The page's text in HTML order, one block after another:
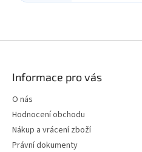
Informace pro vás
O nás
Hodnocení obchodu
Nákup a vrácení zboží
Právní dokumenty